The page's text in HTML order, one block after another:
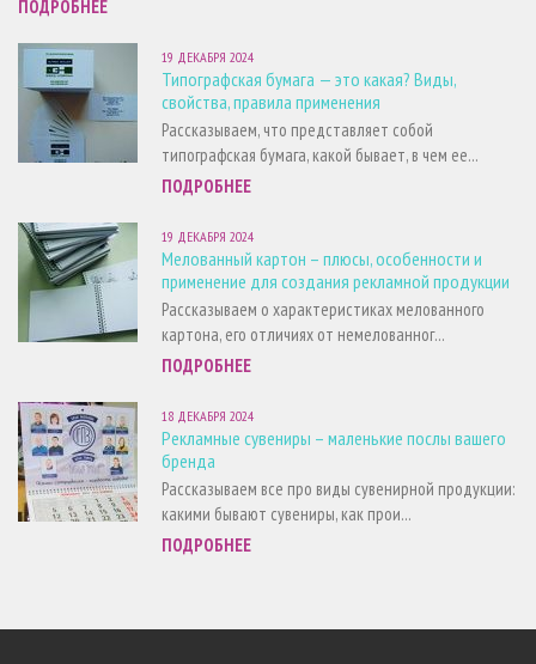
ПОДРОБНЕЕ
19 ДЕКАБРЯ 2024
Типографская бумага — это какая? Виды,
свойства, правила применения
Рассказываем, что представляет собой
типографская бумага, какой бывает, в чем ее...
ПОДРОБНЕЕ
19 ДЕКАБРЯ 2024
Мелованный картон – плюсы, особенности и
применение для создания рекламной продукции
Рассказываем о характеристиках мелованного
картона, его отличиях от немелованног...
ПОДРОБНЕЕ
18 ДЕКАБРЯ 2024
Рекламные сувениры – маленькие послы вашего
бренда
Рассказываем все про виды сувенирной продукции:
какими бывают сувениры, как прои...
ПОДРОБНЕЕ